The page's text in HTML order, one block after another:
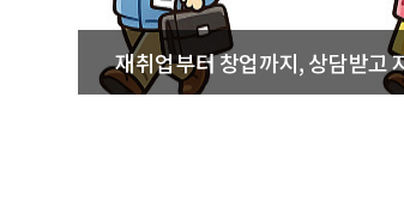
재취업부터 창업까지, 상담받고